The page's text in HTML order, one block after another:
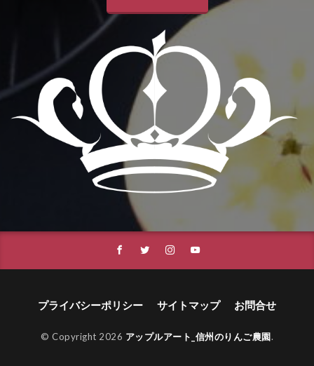
プライバシーポリシー サイトマップ お問合せ
© Copyright 2026 アップルアート_信州のりんご農園.